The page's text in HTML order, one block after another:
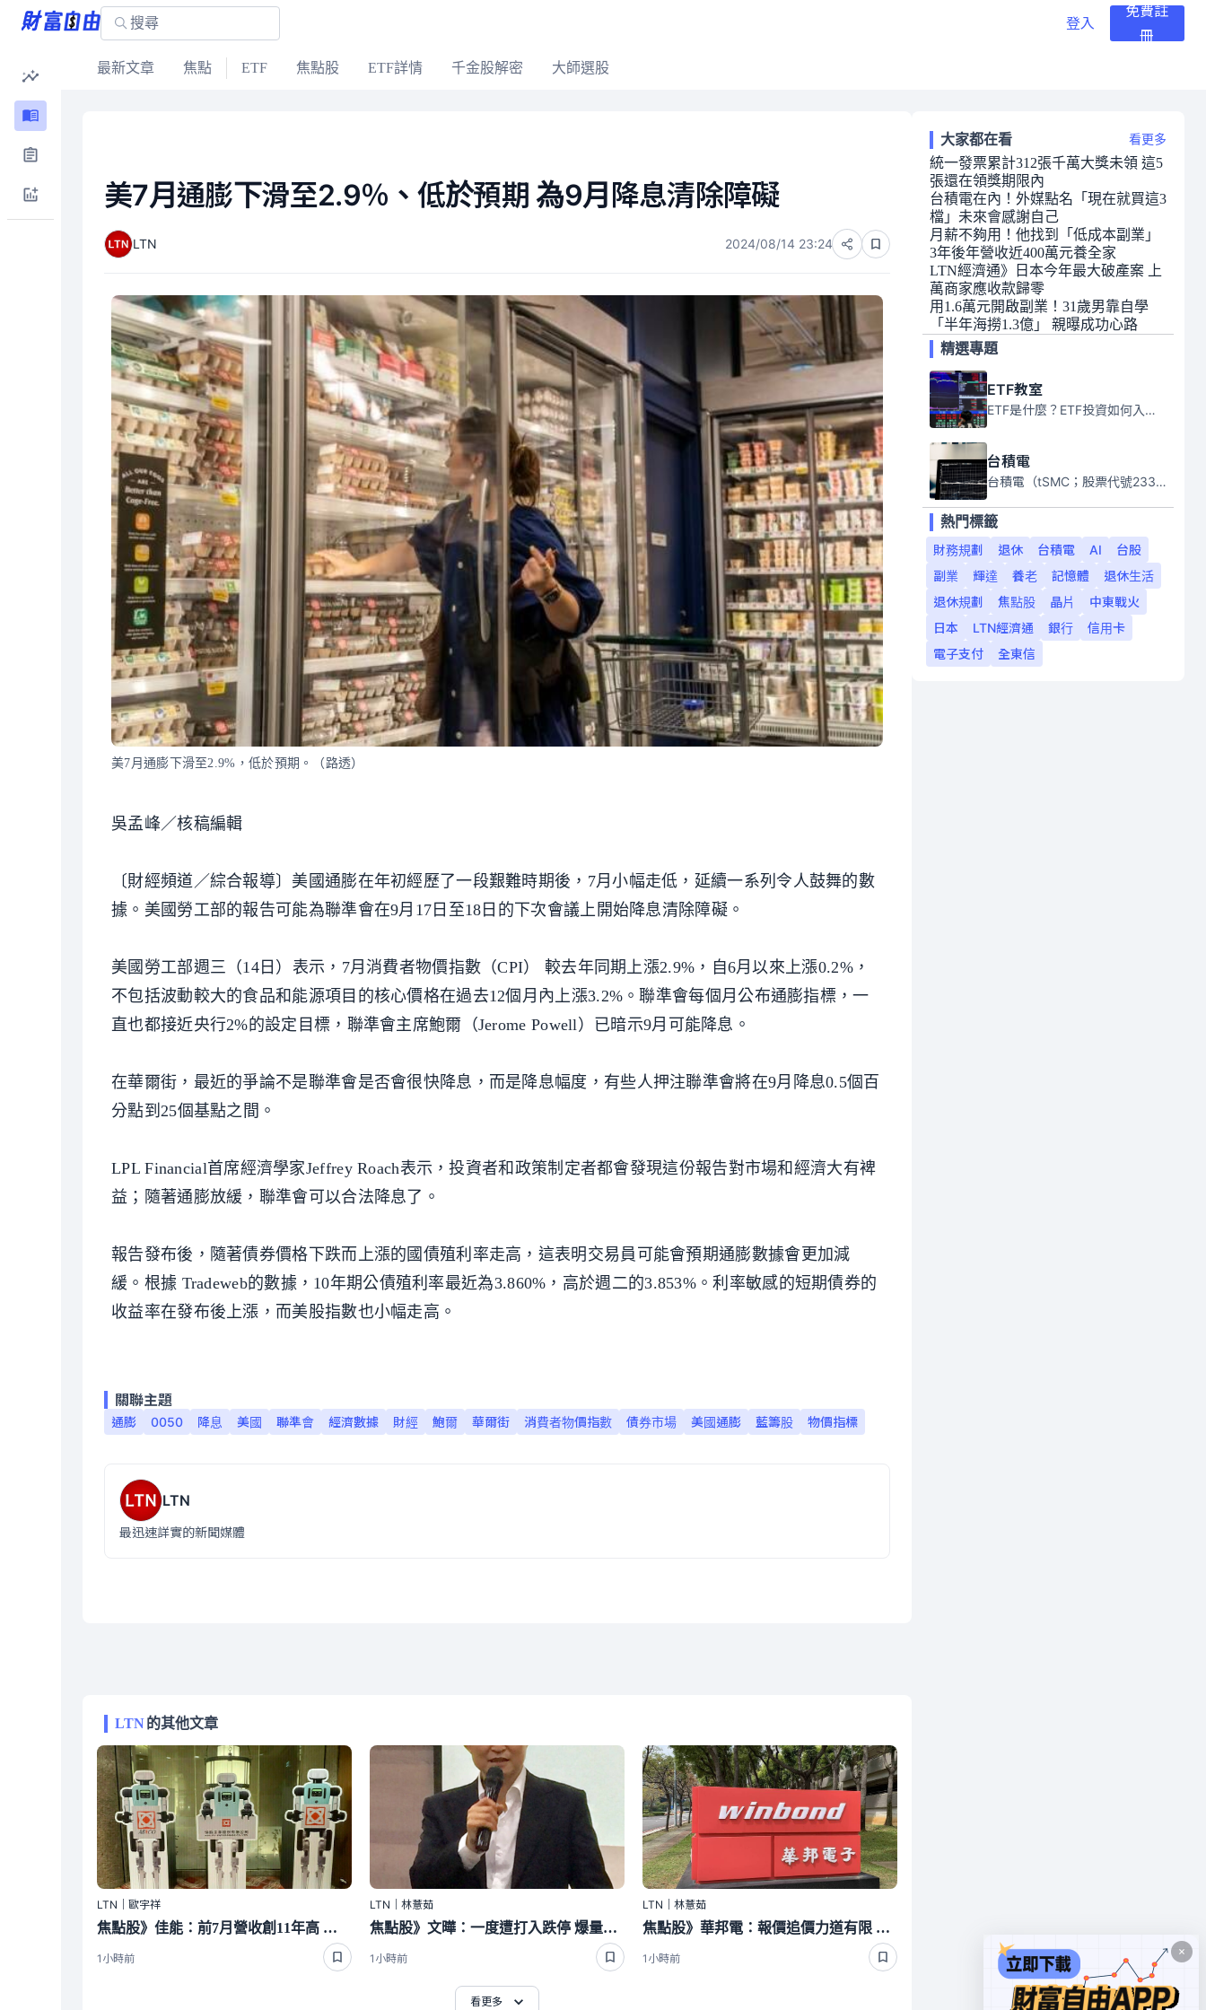
登入
免費註
冊
最新文章 焦點 ETF 焦點股 ETF詳情 千金股解密 大師選股
美7月通膨下滑至2.9％、低於預期 為9月降息清除障礙
LTN 2024/08/14 23:24
美7月通膨下滑至2.9%，低於預期。（路透）
吳孟峰／核稿編輯
〔財經頻道／綜合報導〕美國通膨在年初經歷了一段艱難時期後，7月小幅走低，延續一系列令人鼓舞的數
據。美國勞工部的報告可能為聯準會在9月17日至18日的下次會議上開始降息清除障礙。
美國勞工部週三（14日）表示，7月消費者物價指數（CPI） 較去年同期上漲2.9%，自6月以來上漲0.2%，
不包括波動較大的食品和能源項目的核心價格在過去12個月內上漲3.2%。聯準會每個月公布通膨指標，一
直也都接近央行2%的設定目標，聯準會主席鮑爾（Jerome Powell）已暗示9月可能降息。
在華爾街，最近的爭論不是聯準會是否會很快降息，而是降息幅度，有些人押注聯準會將在9月降息0.5個百
分點到25個基點之間。
LPL Financial首席經濟學家Jeffrey Roach表示，投資者和政策制定者都會發現這份報告對市場和經濟大有裨
益；隨著通膨放緩，聯準會可以合法降息了。
報告發布後，隨著債券價格下跌而上漲的國債殖利率走高，這表明交易員可能會預期通膨數據會更加減
緩。根據 Tradeweb的數據，10年期公債殖利率最近為3.860%，高於週二的3.853%。利率敏感的短期債券的
收益率在發布後上漲，而美股指數也小幅走高。
關聯主題
通膨 0050 降息 美國 聯準會 經濟數據 財經 鮑爾 華爾街 消費者物價指數 債券市場 美國通膨 藍籌股 物價指標
LTN
最迅速詳實的新聞媒體
LTN的其他文章
LTN｜歐宇祥
焦點股》佳能：前7月營收創11年高 盤上震盪
1小時前
LTN｜林薏茹
焦點股》文曄：一度遭打入跌停 爆量重挫
1小時前
LTN｜林薏茹
焦點股》華邦電：報價追價力道有限 跌逾半根停板
1小時前
看更多
大家都在看 看更多
統一發票累計312張千萬大獎未領 這5
張還在領獎期限內
台積電在內！外媒點名「現在就買這3
檔」未來會感謝自己
月薪不夠用！他找到「低成本副業」
3年後年營收近400萬元養全家
LTN經濟通》日本今年最大破產案 上
萬商家應收款歸零
用1.6萬元開啟副業！31歲男靠自學
「半年海撈1.3億」 親曝成功心路
精選專題
ETF教室
ETF是什麼？ETF投資如何入門？本系列專題文章將會告訴你新手必須知道的ETF基礎知識。
台積電
台積電（tSMC；股票代號2330）是全球領先的半導體代工公司，成立於1987年，總部位於台灣新竹。且已於美國、日本、德國及中國設廠，台積電是全球首家專業積體電路製造服務公司，也是全球最先進和最大規模的半導體代工廠。
熱門標籤
財務規劃
退休 台積電 AI
台股
副業
輝達 養老 記憶體
退休生活
退休規劃
焦點股 晶片
中東戰火
日本
LTN經濟通 銀行
信用卡
電子支付
全東信